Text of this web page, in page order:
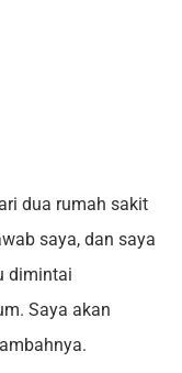
dua rumah sakit
saya, dan saya
dimintai
Saya akan